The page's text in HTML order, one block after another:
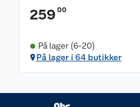
259 00
På lager (6-20)
På lager i 64 butikker